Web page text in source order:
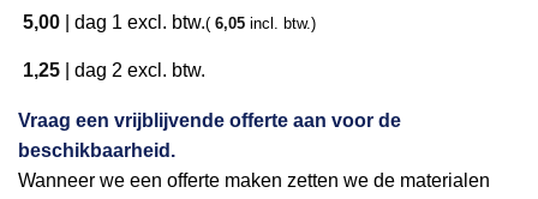
5,00 dag 1 excl. btw.( 6,05 incl. btw.)
1,25 dag 2 excl. btw.
Vraag een vrijblijvende offerte aan voor de
beschikbaarheid.
Wanneer we een offerte maken zetten we de materialen